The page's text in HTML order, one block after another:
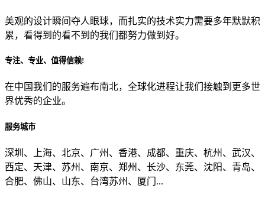
目前主要的营销渠道是？
美观的设计瞬间夺人眼球，而扎实的技术实力需要多年默默积
累，看得到的看不到的我们都努力做到好。
专注、专业、值得信赖!
在中国我们的服务遍布南北，全球化进程让我们接触到更多世
界优秀的企业。
服务城市
深圳、上海、北京、广州、香港、成都、重庆、杭州、武汉、
西定、天津、苏州、南京、郑州、长沙、东莞、沈阳、青岛、
合肥、佛山、山东、台湾苏州、厦门...